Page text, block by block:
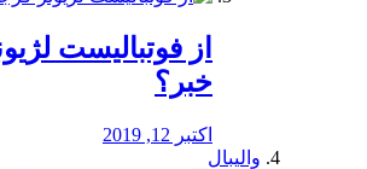
از فوتبالیست
خبر؟
اکتبر 12, 2019
والیبال